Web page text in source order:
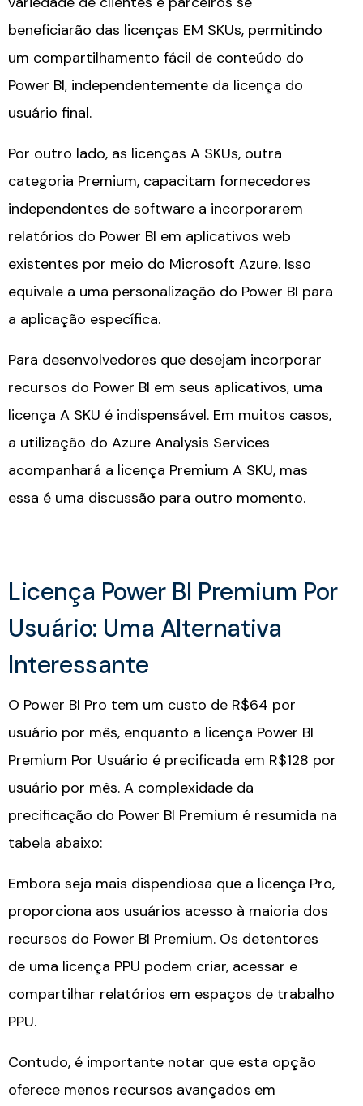
beneficiarão das licenças EM SKUs, permitindo
um compartilhamento fácil de conteúdo do
Power BI, independentemente da licença do
usuário final.
Por outro lado, as licenças A SKUs, outra
categoria Premium, capacitam fornecedores
independentes de software a incorporarem
relatórios do Power BI em aplicativos web
existentes por meio do Microsoft Azure. Isso
equivale a uma personalização do Power BI para
a aplicação específica.
Para desenvolvedores que desejam incorporar
recursos do Power BI em seus aplicativos, uma
licença A SKU é indispensável. Em muitos casos,
a utilização do Azure Analysis Services
acompanhará a licença Premium A SKU, mas
essa é uma discussão para outro momento.
Licença Power BI Premium Por
Usuário: Uma Alternativa
Interessante​
O Power BI Pro tem um custo de R$64 por
usuário por mês, enquanto a licença Power BI
Premium Por Usuário é precificada em R$128 por
usuário por mês. A complexidade da
precificação do Power BI Premium é resumida na
tabela abaixo:
Embora seja mais dispendiosa que a licença Pro,
proporciona aos usuários acesso à maioria dos
recursos do Power BI Premium. Os detentores
de uma licença PPU podem criar, acessar e
compartilhar relatórios em espaços de trabalho
PPU.
Contudo, é importante notar que esta opção
oferece menos recursos avançados em